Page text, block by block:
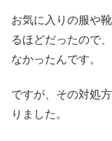
お気に入りの服や
るほどだったので
なかったんです。
ですが、その対処
りました。